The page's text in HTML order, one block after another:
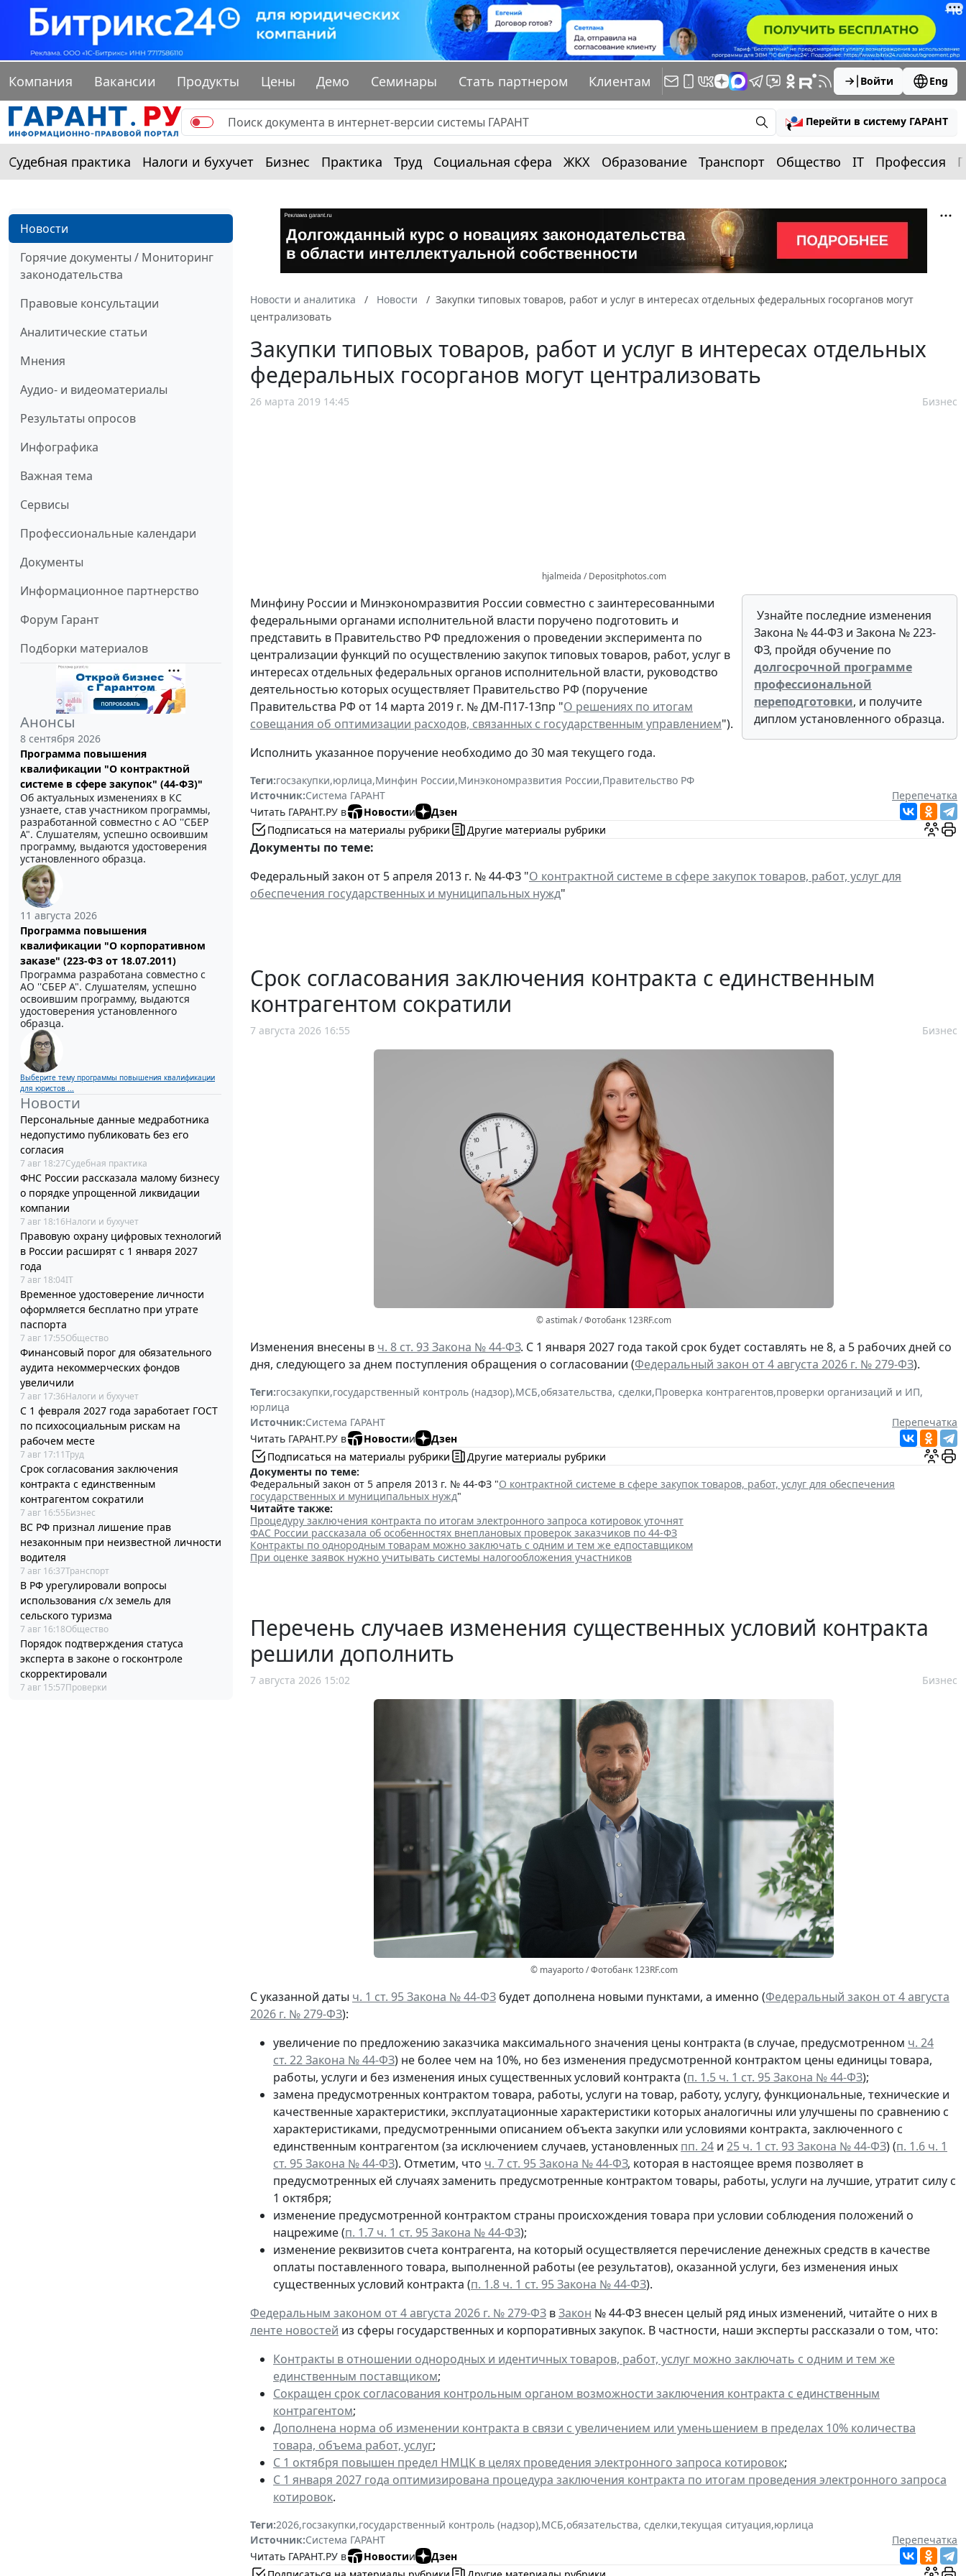
Компания Вакансии Продукты Цены Демо Семинары Стать партнером Клиентам Войти Eng
Перейти в систему ГАРАНТ
Судебная практика Налоги и бухучет Бизнес Практика Труд Социальная сфера ЖКХ Образование Транспорт Общество IT Профессия
Новости
Горячие документы / Мониторинг
законодательства
Правовые консультации
Аналитические статьи
Мнения
Аудио- и видеоматериалы
Результаты опросов
Инфографика
Важная тема
Сервисы
Профессиональные календари
Документы
Информационное партнерство
Форум Гарант
Подборки материалов
Анонсы
8 сентября 2026
Программа повышения
квалификации "О контрактной
системе в сфере закупок" (44-ФЗ)"
Об актуальных изменениях в КС
узнаете, став участником программы,
разработанной совместно с АО ''СБЕР
А". Слушателям, успешно освоившим
программу, выдаются удостоверения
установленного образца.
11 августа 2026
Программа повышения
квалификации "О корпоративном
заказе" (223-ФЗ от 18.07.2011)
Программа разработана совместно с
АО ''СБЕР А". Слушателям, успешно
освоившим программу, выдаются
удостоверения установленного
образца.
Выберите тему программы повышения квалификации
для юристов ...
Новости
Персональные данные медработника
недопустимо публиковать без его
согласия
7 авг 18:27Судебная практика
ФНС России рассказала малому бизнесу
о порядке упрощенной ликвидации
компании
7 авг 18:16Налоги и бухучет
Правовую охрану цифровых технологий
в России расширят с 1 января 2027
года
7 авг 18:04IT
Временное удостоверение личности
оформляется бесплатно при утрате
паспорта
7 авг 17:55Общество
Финансовый порог для обязательного
аудита некоммерческих фондов
увеличили
7 авг 17:36Налоги и бухучет
С 1 февраля 2027 года заработает ГОСТ
по психосоциальным рискам на
рабочем месте
7 авг 17:11Труд
Срок согласования заключения
контракта с единственным
контрагентом сократили
7 авг 16:55Бизнес
ВС РФ признал лишение прав
незаконным при неизвестной личности
водителя
7 авг 16:37Транспорт
В РФ урегулировали вопросы
использования с/х земель для
сельского туризма
7 авг 16:18Общество
Порядок подтверждения статуса
эксперта в законе о госконтроле
скорректировали
7 авг 15:57Проверки
Новости и аналитика Новости
Закупки типовых товаров, работ и услуг в интересах отдельных федеральных госорганов могут
централизовать
Закупки типовых товаров, работ и услуг в интересах отдельных
федеральных госорганов могут централизовать
26 марта 2019 14:45 Бизнес
hjalmeida / Depositphotos.com
Узнайте последние изменения
Закона № 44-ФЗ и Закона № 223-
ФЗ, пройдя обучение по
долгосрочной программе
профессиональной
переподготовки, и получите
диплом установленного образца.
Минфину России и Минэкономразвития России совместно с заинтересованными
федеральными органами исполнительной власти поручено подготовить и
представить в Правительство РФ предложения о проведении эксперимента по
централизации функций по осуществлению закупок типовых товаров, работ, услуг в
интересах отдельных федеральных органов исполнительной власти, руководство
деятельностью которых осуществляет Правительство РФ (поручение
Правительства РФ от 14 марта 2019 г. № ДМ-П17-13пр "О решениях по итогам
совещания об оптимизации расходов, связанных с государственным управлением").
Исполнить указанное поручение необходимо до 30 мая текущего года.
Теги:госзакупки,юрлица,Минфин России,Минэкономразвития России,Правительство РФ
Источник:Система ГАРАНТ
Перепечатка
Читать ГАРАНТ.РУ в
Новостии
Дзен
Подписаться на материалы рубрики
Другие материалы рубрики
Документы по теме:
Федеральный закон от 5 апреля 2013 г. № 44-ФЗ "О контрактной системе в сфере закупок товаров, работ, услуг для
обеспечения государственных и муниципальных нужд"
Срок согласования заключения контракта с единственным
контрагентом сократили
7 августа 2026 16:55 Бизнес
© astimak / Фотобанк 123RF.com
Изменения внесены в ч. 8 ст. 93 Закона № 44-ФЗ. С 1 января 2027 года такой срок будет составлять не 8, а 5 рабочих дней со
дня, следующего за днем поступления обращения о согласовании (Федеральный закон от 4 августа 2026 г. № 279-ФЗ).
Теги:госзакупки,государственный контроль (надзор),МСБ,обязательства, сделки,Проверка контрагентов,проверки организаций и ИП,
юрлица
Источник:Система ГАРАНТ
Перепечатка
Читать ГАРАНТ.РУ в
Новостии
Дзен
Подписаться на материалы рубрики
Другие материалы рубрики
Документы по теме:
Федеральный закон от 5 апреля 2013 г. № 44-ФЗ "О контрактной системе в сфере закупок товаров, работ, услуг для обеспечения
государственных и муниципальных нужд"
Читайте также:
Процедуру заключения контракта по итогам электронного запроса котировок уточнят
ФАС России рассказала об особенностях внеплановых проверок заказчиков по 44-ФЗ
Контракты по однородным товарам можно заключать с одним и тем же едпоставщиком
При оценке заявок нужно учитывать системы налогообложения участников
Перечень случаев изменения существенных условий контракта
решили дополнить
7 августа 2026 15:02 Бизнес
© mayaporto / Фотобанк 123RF.com
С указанной даты ч. 1 ст. 95 Закона № 44-ФЗ будет дополнена новыми пунктами, а именно (Федеральный закон от 4 августа
2026 г. № 279-ФЗ):
увеличение по предложению заказчика максимального значения цены контракта (в случае, предусмотренном ч. 24
ст. 22 Закона № 44-ФЗ) не более чем на 10%, но без изменения предусмотренной контрактом цены единицы товара,
работы, услуги и без изменения иных существенных условий контракта (п. 1.5 ч. 1 ст. 95 Закона № 44-ФЗ);
замена предусмотренных контрактом товара, работы, услуги на товар, работу, услугу, функциональные, технические и
качественные характеристики, эксплуатационные характеристики которых аналогичны или улучшены по сравнению с
характеристиками, предусмотренными описанием объекта закупки или условиями контракта, заключенного с
единственным контрагентом (за исключением случаев, установленных пп. 24 и 25 ч. 1 ст. 93 Закона № 44-ФЗ) (п. 1.6 ч. 1
ст. 95 Закона № 44-ФЗ). Отметим, что ч. 7 ст. 95 Закона № 44-ФЗ, которая в настоящее время позволяет в
предусмотренных ей случаях заменить предусмотренные контрактом товары, работы, услуги на лучшие, утратит силу с
1 октября;
изменение предусмотренной контрактом страны происхождения товара при условии соблюдения положений о
нацрежиме (п. 1.7 ч. 1 ст. 95 Закона № 44-ФЗ);
изменение реквизитов счета контрагента, на который осуществляется перечисление денежных средств в качестве
оплаты поставленного товара, выполненной работы (ее результатов), оказанной услуги, без изменения иных
существенных условий контракта (п. 1.8 ч. 1 ст. 95 Закона № 44-ФЗ).
Федеральным законом от 4 августа 2026 г. № 279-ФЗ вЗакон № 44-ФЗ внесен целый ряд иных изменений, читайте о них в
ленте новостей из сферы государственных и корпоративных закупок. В частности, наши эксперты рассказали о том, что:
Контракты в отношении однородных и идентичных товаров, работ, услуг можно заключать с одним и тем же
единственным поставщиком;
Сокращен срок согласования контрольным органом возможности заключения контракта с единственным
контрагентом;
Дополнена норма об изменении контракта в связи с увеличением или уменьшением в пределах 10% количества
товара, объема работ, услуг;
С 1 октября повышен предел НМЦК в целях проведения электронного запроса котировок;
С 1 января 2027 года оптимизирована процедура заключения контракта по итогам проведения электронного запроса
котировок.
Теги:2026,госзакупки,государственный контроль (надзор),МСБ,обязательства, сделки,текущая ситуация,юрлица
Источник:Система ГАРАНТ
Перепечатка
Читать ГАРАНТ.РУ в
Новостии
Дзен